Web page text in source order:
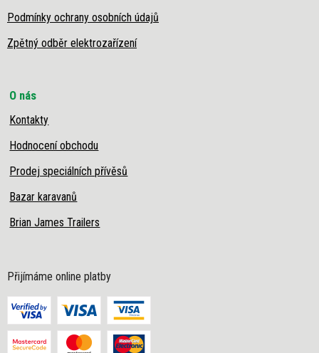
Podmínky ochrany osobních údajů
Zpětný odběr elektrozařízení
O nás
Kontakty
Hodnocení obchodu
Prodej speciálních přívěsů
Bazar karavanů
Brian James Trailers
Přijímáme online platby